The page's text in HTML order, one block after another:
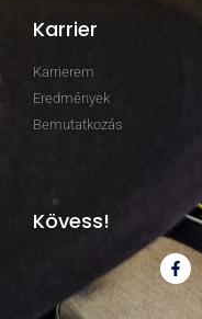
Karrier
Karrierem
Eredmények
Bemutatkozás
Kövess!